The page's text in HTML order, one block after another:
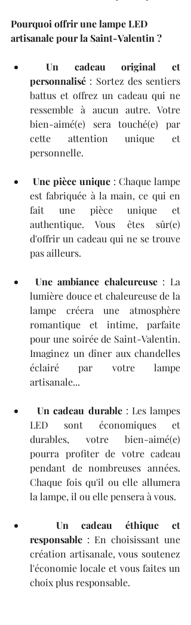
Pourquoi offrir une lampe LED
artisanale pour la Saint-Valentin ?
Un cadeau original et
personnalisé : Sortez des sentiers
battus et offrez un cadeau qui ne
ressemble à aucun autre. Votre
bien-aimé(e) sera touché(e) par
cette attention unique et
personnelle.
Une pièce unique : Chaque lampe
est fabriquée à la main, ce qui en
fait une pièce unique et
authentique. Vous êtes sûr(e)
d'offrir un cadeau qui ne se trouve
pas ailleurs.
Une ambiance chaleureuse : La
lumière douce et chaleureuse de la
lampe créera une atmosphère
romantique et intime, parfaite
pour une soirée de Saint-Valentin.
Imaginez un dîner aux chandelles
éclairé par votre lampe
artisanale...
Un cadeau durable : Les lampes
LED sont économiques et
durables, votre bien-aimé(e)
pourra profiter de votre cadeau
pendant de nombreuses années.
Chaque fois qu'il ou elle allumera
la lampe, il ou elle pensera à vous.
Un cadeau éthique et
responsable : En choisissant une
création artisanale, vous soutenez
l'économie locale et vous faites un
choix plus responsable.